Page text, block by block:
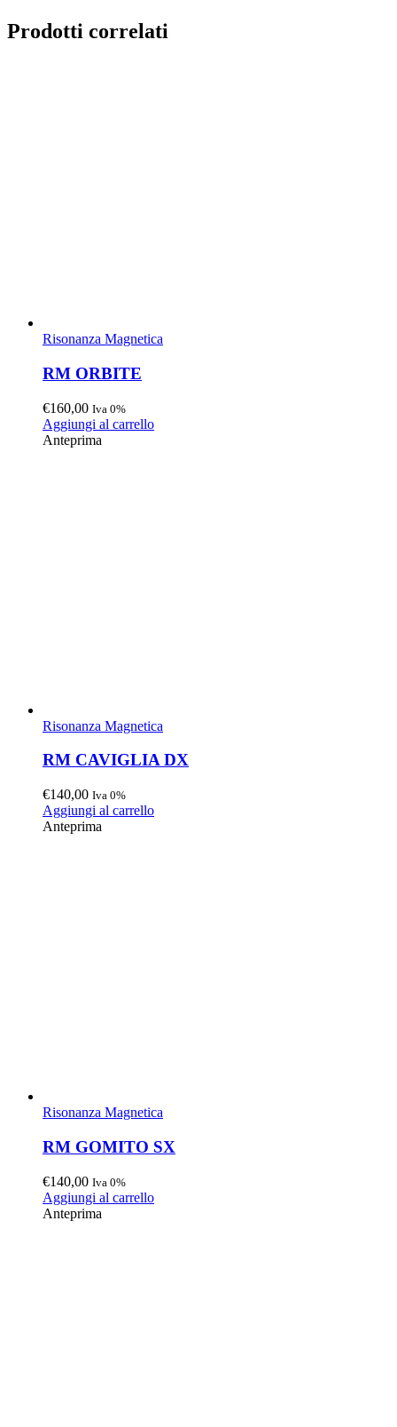
Prodotti correlati
Risonanza Magnetica
RM ORBITE
€160,00 Iva 0%
Aggiungi al carrello
Anteprima
Risonanza Magnetica
RM CAVIGLIA DX
€140,00 Iva 0%
Aggiungi al carrello
Anteprima
Risonanza Magnetica
RM GOMITO SX
€140,00 Iva 0%
Aggiungi al carrello
Anteprima